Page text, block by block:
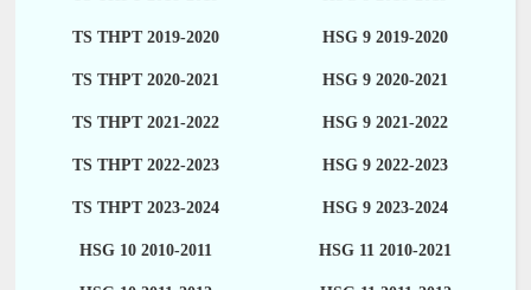
TS THPT 2019-2020 HSG 9 2019-2020
TS THPT 2020-2021 HSG 9 2020-2021
TS THPT 2021-2022 HSG 9 2021-2022
TS THPT 2022-2023 HSG 9 2022-2023
TS THPT 2023-2024 HSG 9 2023-2024
HSG 10 2010-2011 HSG 11 2010-2021